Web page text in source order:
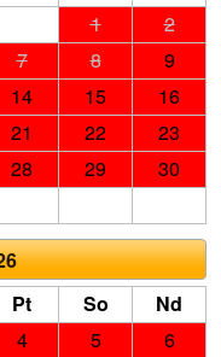
1
2
7 8
9
14 15
16
21 22
23
28 29
30
Pt So
Nd
4 5
6